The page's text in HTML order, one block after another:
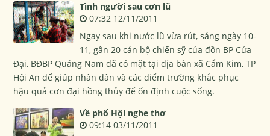
Tình người sau cơn lũ
07:32 12/11/2011
Ngay sau khi nước lũ vừa rút, sáng ngày 10-
11, gần 20 cán bộ chiến sỹ của đồn BP Cửa
Đại, BĐBP Quảng Nam đã có mặt tại địa bàn xã Cẩm Kim, TP
Hội An để giúp nhân dân và các điểm trường khắc phục
hậu quả cơn đại hồng thủy để ổn định cuộc sống.
Về phố Hội nghe thơ
09:14 03/11/2011